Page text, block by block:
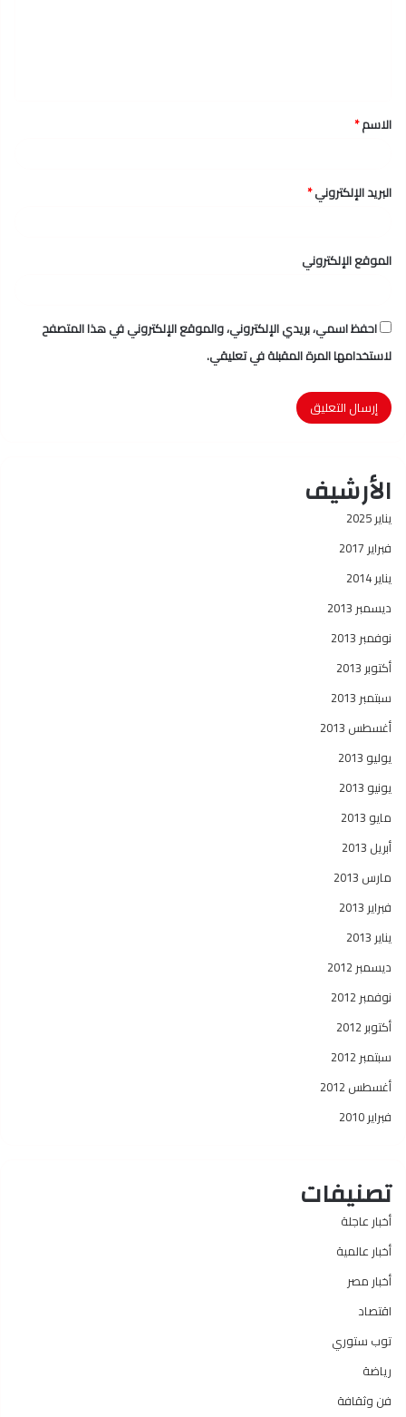
*
الاسم*
البريد الإلكتروني*
الموقع الإلكتروني
احفظ اسمي، بريدي الإلكتروني، والموقع الإلكتروني في هذا المتصفح
لاستخدامها المرة المقبلة في تعليقي.
الأرشيف
يناير 2025
فبراير 2017
يناير 2014
ديسمبر 2013
نوفمبر 2013
أكتوبر 2013
سبتمبر 2013
أغسطس 2013
يوليو 2013
يونيو 2013
مايو 2013
أبريل 2013
مارس 2013
فبراير 2013
يناير 2013
ديسمبر 2012
نوفمبر 2012
أكتوبر 2012
سبتمبر 2012
أغسطس 2012
فبراير 2010
تصنيفات
أخبار عاجلة
أخبار عالمية
أخبار مصر
اقتصاد
توب ستوري
رياضة
فن وثقافة